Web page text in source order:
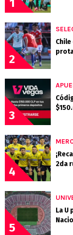
1
2
3
4
2da
5
La U